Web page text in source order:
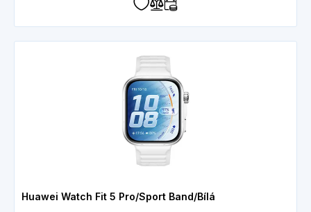
Huawei Watch Fit 5 Pro/Sport Band/Bílá